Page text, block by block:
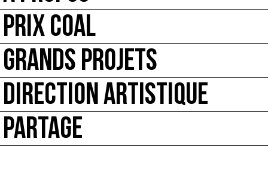
PRIX COAL
GRANDS PROJETS
DIRECTION ARTISTIQUE
PARTAGE